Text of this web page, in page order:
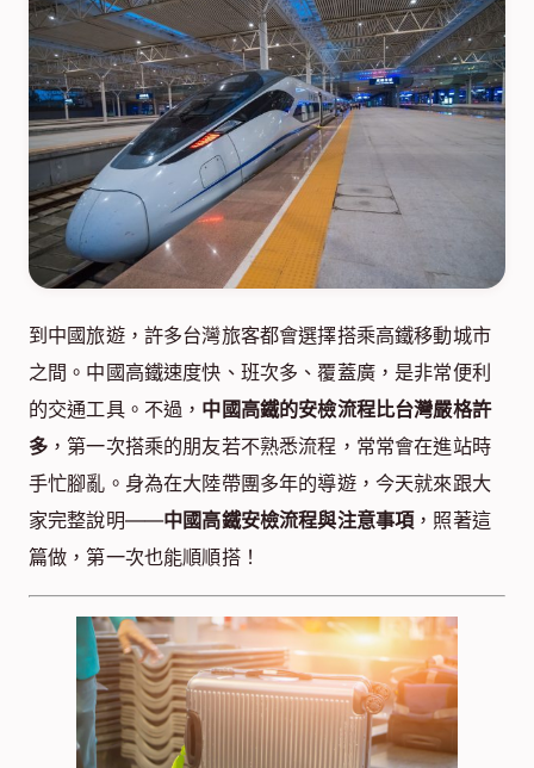
到中國旅遊，許多台灣旅客都會選擇搭乘高鐵移動城市
之間。中國高鐵速度快、班次多、覆蓋廣，是非常便利
的交通工具。不過， 中國高鐵的安檢流程比台灣嚴格許
多 ，第一次搭乘的朋友若不熟悉流程，常常會在進站時
手忙腳亂。身為在大陸帶團多年的導遊，今天就來跟大
家完整說明——中國高鐵安檢流程與注意事項，照著這
篇做，第一次也能順順搭！